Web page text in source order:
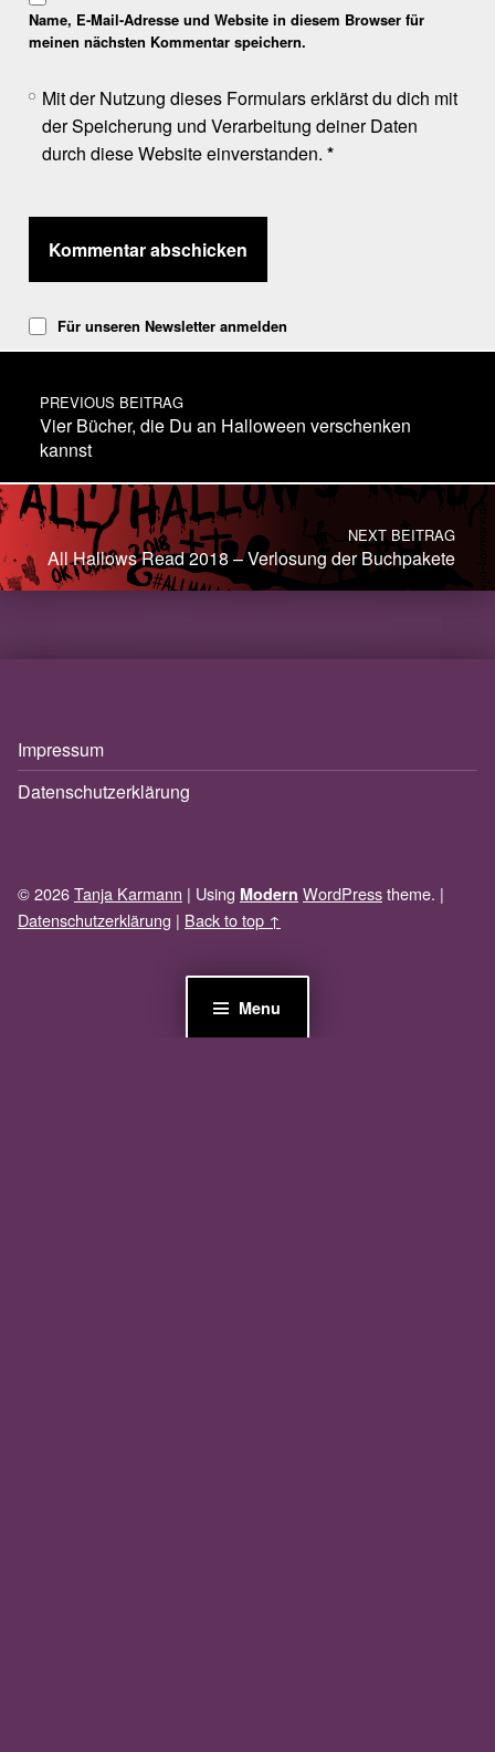
Menu
Name, E-Mail-Adresse und Website in diesem Browser für
meinen nächsten Kommentar speichern.
Mit der Nutzung dieses Formulars erklärst du dich mit
der Speicherung und Verarbeitung deiner Daten
durch diese Website einverstanden.*
Für unseren Newsletter anmelden
Post navigation
PREVIOUS BEITRAG
Vier Bücher, die Du an Halloween verschenken
kannst
NEXT BEITRAG
All Hallows Read 2018 – Verlosung der Buchpakete
Impressum
Datenschutzerklärung
© 2026Tanja Karmann | Using Modern WordPresstheme. |
Datenschutzerklärung | Back to top ↑